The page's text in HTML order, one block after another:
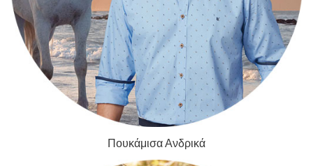
Πουκάμισα Ανδρικά